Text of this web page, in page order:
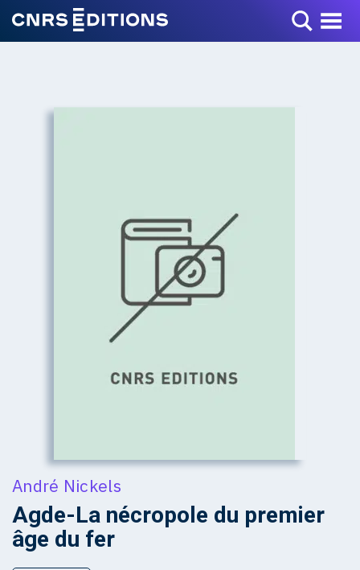
Toggle Menu
André Nickels
Agde-La nécropole du premier
âge du fer